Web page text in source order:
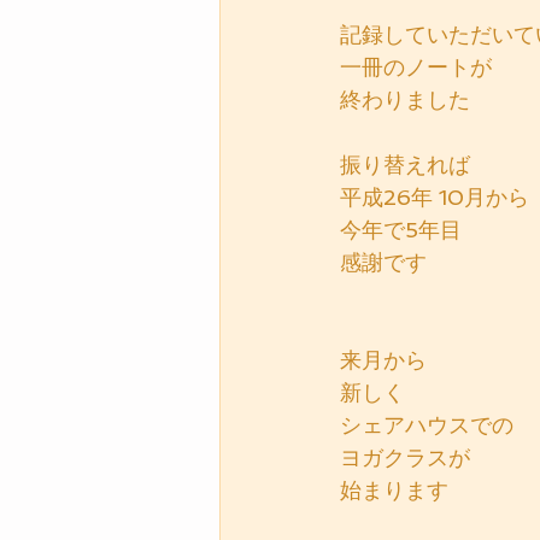
記録していただい
一冊のノートが
終わりました
振り替えれば
平成26年 10月から
今年で5年目
感謝です
来月から
新しく
シェアハウスでの
ヨガクラスが
始まります